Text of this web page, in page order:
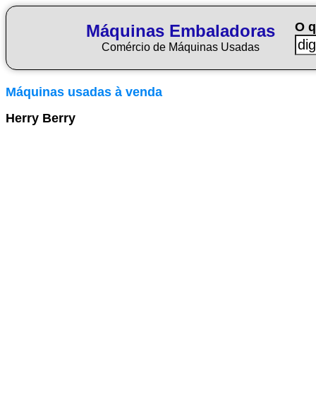
Máquinas Embaladoras
Comércio de Máquinas Usadas
O
Máquinas usadas à venda
Herry Berry